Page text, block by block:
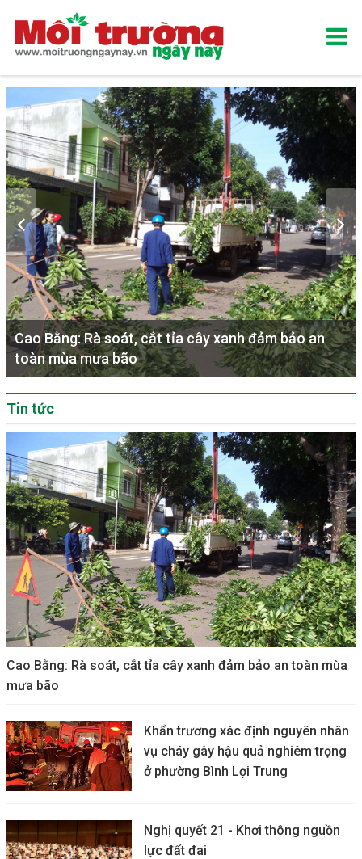
Cao Bằng: Rà soát, cắt tỉa cây xanh đảm bảo an
toàn mùa mưa bão
Tin tức
Cao Bằng: Rà soát, cắt tỉa cây xanh đảm bảo an toàn mùa
mưa bão
Khẩn trương xác định nguyên nhân
vụ cháy gây hậu quả nghiêm trọng
ở phường Bình Lợi Trung
Nghị quyết 21 - Khơi thông nguồn
lực đất đai